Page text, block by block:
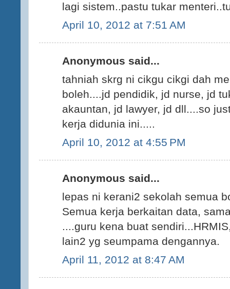
lagi sistem..pastu tukar
April 10, 2012 at 7:51 AM
Anonymous said...
tahniah skrg ni cikgu cikgi dah
boleh....jd pendidik, jd nurse, jd
akauntan, jd lawyer, jd dll....so
kerja didunia ini.....
April 10, 2012 at 4:55 PM
Anonymous said...
lepas ni kerani2 sekolah semua
Semua kerja berkaitan data,
....guru kena buat
lain2 yg seumpama dengannya.
April 11, 2012 at 8:47 AM